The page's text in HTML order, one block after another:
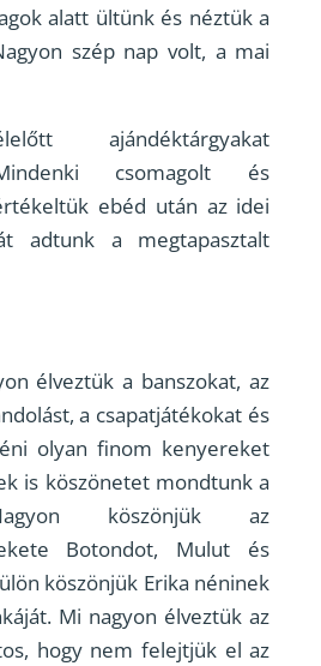
alatt ültünk és néztük a
szép nap volt, a mai
ajándéktárgyakat
csomagolt és
ebéd után az idei
adtunk a megtapasztalt
élveztük a banszokat, az
a csapatjátékokat és
olyan finom kenyereket
is köszönetet mondtunk a
köszönjük az
Botondot, Mulut és
köszönjük Erika néninek
Mi nagyon élveztük az
hogy nem felejtjük el az